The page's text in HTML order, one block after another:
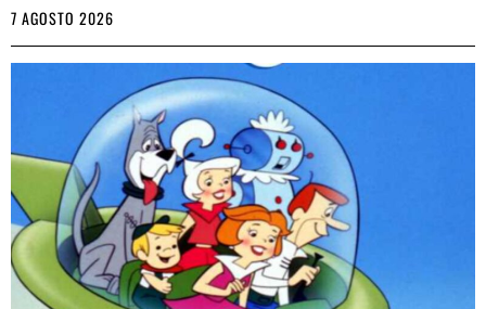
7 AGOSTO 2026